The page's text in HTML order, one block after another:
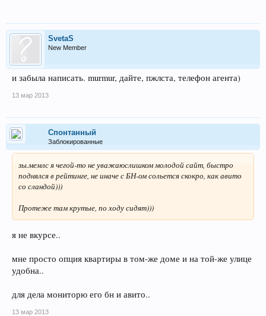
SvetaS
New Member
и забыла написать. murmur, дайте, пжлста, телефон агента)
13 мар 2013
Спонтанный
Заблокированные
зы.мемлс я чегой-то не уважаюслишком молодой сайт, быстро
поднялся в рейтинге, не иначе с БН-ом сольется скокро, как авито
со сландой)))
Протеже там крутые, по ходу сидят)))
я не вкурсе..
мне просто опция квартиры в том-же доме и на той-же улице
удобна..
для дела мониторю его бн и авито..
13 мар 2013